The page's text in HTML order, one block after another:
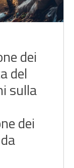
dei
del
sulla
dei